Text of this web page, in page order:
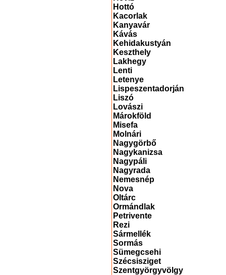
Hottó
Kacorlak
Kanyavár
Kávás
Kehidakustyán
Keszthely
Lakhegy
Lenti
Letenye
Lispeszentadorján
Liszó
Lovászi
Márokföld
Misefa
Molnári
Nagygörbő
Nagykanizsa
Nagypáli
Nagyrada
Nemesnép
Nova
Oltárc
Ormándlak
Petrivente
Rezi
Sármellék
Sormás
Sümegcsehi
Szécsisziget
Szentgyörgyvölgy